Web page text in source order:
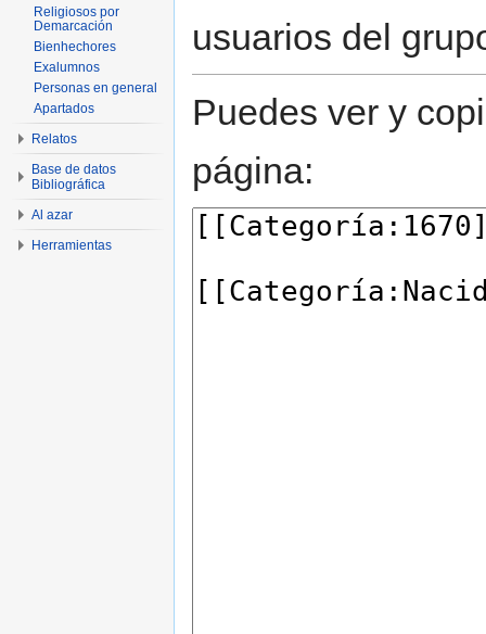
usuarios del
Puedes ver y
página:
Religiosos por
Demarcación
Bienhechores
Exalumnos
Personas en general
Apartados
Relatos
Base de datos
Bibliográfica
Al azar
Herramientas